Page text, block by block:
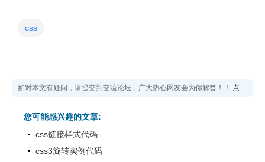
css
如对本文有疑问，请提交到交流论坛，广大热心网友会为你解答！！ 点击进入论坛
您可能感兴趣的文章:
css链接样式代码
css3旋转实例代码